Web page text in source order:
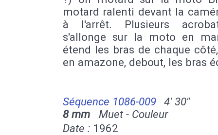
motard ralenti devant la
à l'arrêt. Plusieurs
s'allonge sur la moto en
étend les bras de chaque
en amazone, debout, les bras
Séquence 1086-009
4' 30''
8 mm Muet - Couleur
Date : 1962